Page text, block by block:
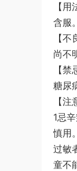
【用
含服
【不
尚不
【禁
糖尿
【注
1忌
慎用
过敏
童不